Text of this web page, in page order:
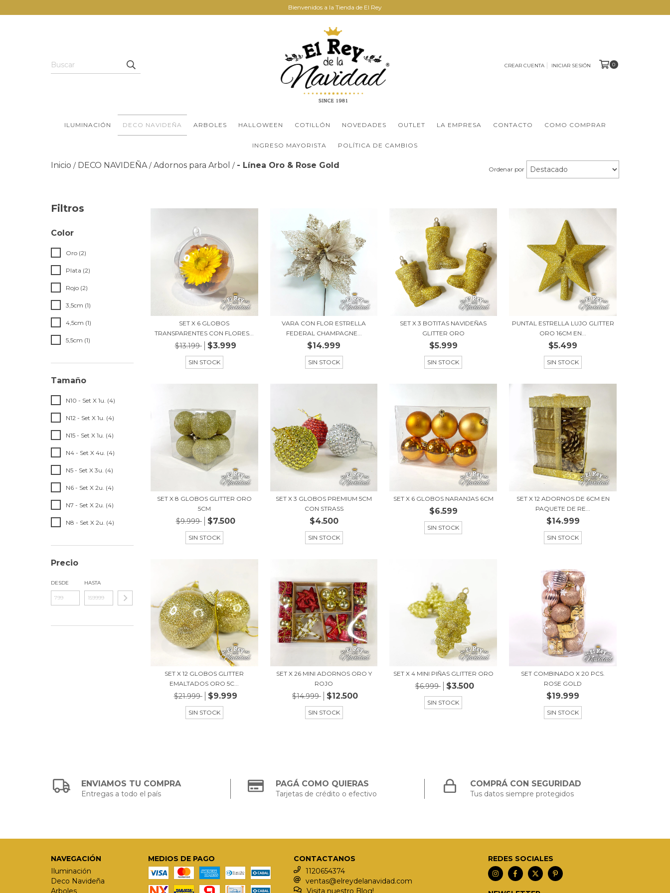
Bienvenidos a la Tienda de El Rey
CREAR CUENTA INICIAR SESIÓN 0
ILUMINACIÓN DECO NAVIDEÑA ARBOLES HALLOWEEN COTILLÓN NOVEDADES OUTLET LA EMPRESA CONTACTO COMO COMPRAR
INGRESO MAYORISTA POLÍTICA DE CAMBIOS
Inicio / DECO NAVIDEÑA / Adornos para Arbol / - Línea Oro & Rose Gold Ordenar por
Filtros
Color
Oro (2)
Plata (2)
Rojo (2)
3,5cm (1)
4,5cm (1)
5,5cm (1)
Tamaño
N10 - Set X 1u. (4)
N12 - Set X 1u. (4)
N15 - Set X 1u. (4)
N4 - Set X 4u. (4)
N5 - Set X 3u. (4)
N6 - Set X 2u. (4)
N7 - Set X 2u. (4)
N8 - Set X 2u. (4)
Precio
DESDE HASTA
SET X 6 GLOBOS
TRANSPARENTES CON FLORES...
$13.199 $3.999
SIN STOCK
VARA CON FLOR ESTRELLA
FEDERAL CHAMPAGNE...
$14.999
SIN STOCK
SET X 3 BOTITAS NAVIDEÑAS
GLITTER ORO
$5.999
SIN STOCK
PUNTAL ESTRELLA LUJO GLITTER
ORO 16CM EN...
$5.499
SIN STOCK
SET X 8 GLOBOS GLITTER ORO
5CM
$9.999 $7.500
SIN STOCK
SET X 3 GLOBOS PREMIUM 5CM
CON STRASS
$4.500
SIN STOCK
SET X 6 GLOBOS NARANJAS 6CM
$6.599
SIN STOCK
SET X 12 ADORNOS DE 6CM EN
PAQUETE DE RE...
$14.999
SIN STOCK
SET X 12 GLOBOS GLITTER
EMALTADOS ORO 5C...
$21.999 $9.999
SIN STOCK
SET X 26 MINI ADORNOS ORO Y
ROJO
$14.999 $12.500
SIN STOCK
SET X 4 MINI PIÑAS GLITTER ORO
$6.999 $3.500
SIN STOCK
SET COMBINADO X 20 PCS.
ROSE GOLD
$19.999
SIN STOCK
ENVIAMOS TU COMPRA
Entregas a todo el país
PAGÁ COMO QUIERAS
Tarjetas de crédito o efectivo
COMPRÁ CON SEGURIDAD
Tus datos siempre protegidos
NAVEGACIÓN
Iluminación
Deco Navideña
Arboles
MEDIOS DE PAGO
CONTACTANOS
1120654374
ventas@elreydelanavidad.com
Visita nuestro Blog!
REDES SOCIALES